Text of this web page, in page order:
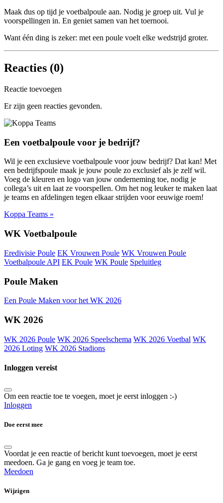
Maak dus op tijd je voetbalpoule aan. Nodig je groep uit. Vul je
voorspellingen in. En geniet samen van het toernooi.
Want één ding is zeker: met een poule voelt elke wedstrijd groter.
Reacties (0)
Reactie toevoegen
Er zijn geen reacties gevonden.
Een voetbalpoule voor je bedrijf?
Wil je een exclusieve voetbalpoule voor jouw bedrijf? Dat kan! Met
een bedrijfspoule maak je jouw poule zo exclusief als je zelf wil.
Voeg de kleuren en logo van jouw onderneming toe, nodig je
collega’s uit en laat ze voorspellen. Om het nog leuker te maken laat
je teams en afdelingen tegen elkaar strijden voor eeuwige roem!
Koppa Teams »
WK Voetbalpoule
Eredivisie Poule EK Vrouwen Poule WK Vrouwen Poule
Voetbalpoule API EK Poule WK Poule Speluitleg
Poule Maken
Een Poule Maken voor het WK 2026
WK 2026
WK 2026 Poule WK 2026 Speelschema WK 2026 Voetbal WK
2026 Loting WK 2026 Stadions
Inloggen vereist
Om een reactie toe te voegen, moet je eerst inloggen :-)
Inloggen
Doe eerst mee
Voordat je een reactie of bericht kunt toevoegen, moet je eerst
meedoen. Ga je gang en voeg je team toe.
Meedoen
Wijzigen